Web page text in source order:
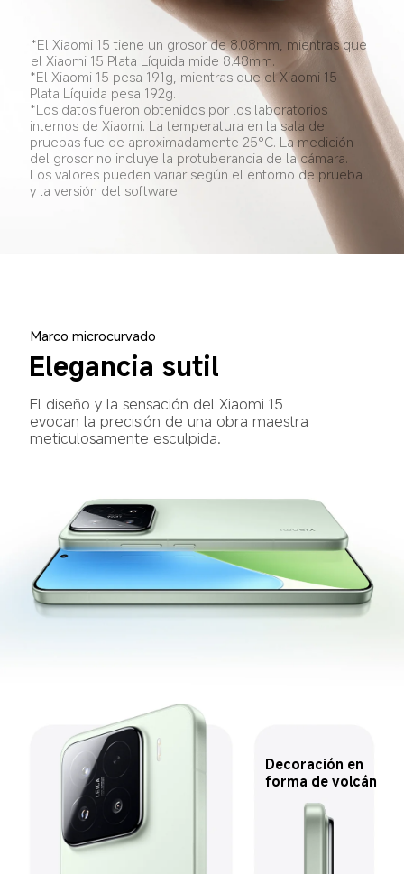
*El Xiaomi 15 tiene un grosor de 8.08mm, mientras que
el Xiaomi 15 Plata Líquida mide 8.48mm.
*El Xiaomi 15 pesa 191g, mientras que el Xiaomi 15
Plata Líquida pesa 192g.
*Los datos fueron obtenidos por los laboratorios
internos de Xiaomi. La temperatura en la sala de
pruebas fue de aproximadamente 25°C. La medición
del grosor no incluye la protuberancia de la cámara.
Los valores pueden variar según el entorno de prueba
y la versión del software.
Marco microcurvado
Elegancia sutil
El diseño y la sensación del Xiaomi 15
evocan la precisión de una obra maestra
meticulosamente esculpida.
Decoración en
forma de volcán